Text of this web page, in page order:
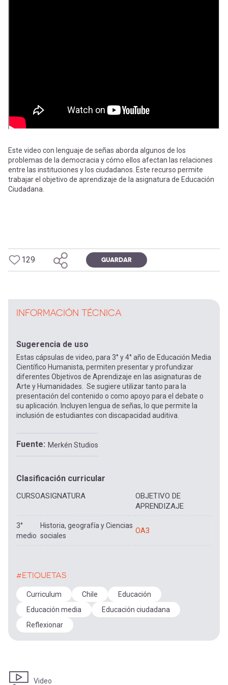
entrar
a
mi
cuenta
Este video con lenguaje de señas aborda algunos de los
problemas de la democracia y cómo ellos afectan las relaciones
entre las instituciones y los ciudadanos. Este recurso permite
trabajar el objetivo de aprendizaje de la asignatura de Educación
Ciudadana.
129 GUARDAR
INFORMACIÓN TÉCNICA
Sugerencia de uso
Estas cápsulas de video, para 3° y 4° año de Educación Media
Científico Humanista, permiten presentar y profundizar
diferentes Objetivos de Aprendizaje en las asignaturas de
Arte y Humanidades. Se sugiere utilizar tanto para la
presentación del contenido o como apoyo para el debate o
su aplicación. Incluyen lengua de señas, lo que permite la
inclusión de estudiantes con discapacidad auditiva.
Fuente Merkén Studios
Clasificación curricular
CURSOASIGNATURA
OBJETIVO DE
APRENDIZAJE
3°
medio
Historia, geografía y Ciencias
sociales
OA3
#ETIQUETAS
Curriculum Chile
Educación
Educación media
Educación ciudadana
Reflexionar
Video